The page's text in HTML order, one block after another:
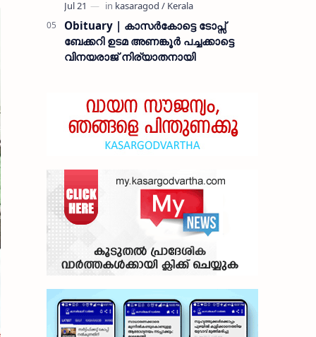
Obituary | കാസർകോട്ടെ ടോപ്സ്
ബേക്കറി ഉടമ അണങ്കൂർ പച്ചക്കാട്ടെ
വിനയരാജ് നിര്യാതനായി